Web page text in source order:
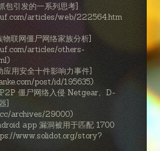
引发的一系列思考]
articles/web/222564.htm
联网僵尸网络家族分析]
articles/others-
用安全十件影响力事件]
post/id/195635)
僵尸网络入侵 Netgear、D-
]
archives/29000)
app 漏洞被用于匹配 1700
www.solidot.org/story?